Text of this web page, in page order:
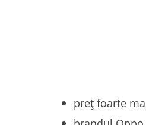
preț foarte